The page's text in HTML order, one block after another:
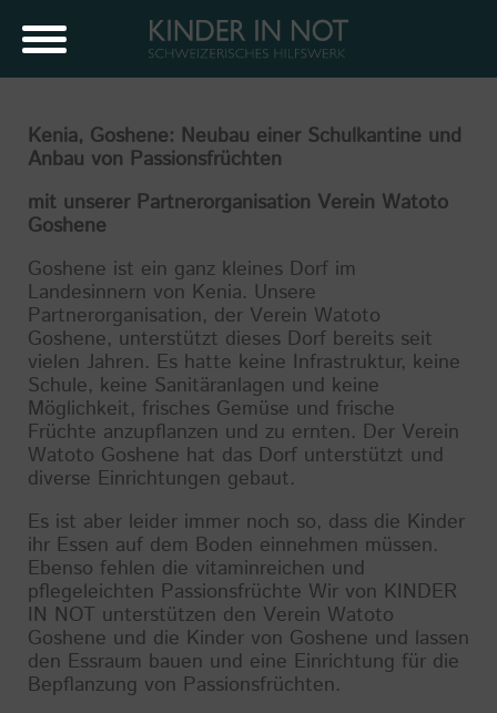
Kenia, Goshene: Neubau einer Schulkantine und
Anbau von Passionsfrüchten
mit unserer Partnerorganisation Verein Watoto
Goshene
Goshene ist ein ganz kleines Dorf im
Landesinnern von Kenia. Unsere
Partnerorganisation, der Verein Watoto
Goshene, unterstützt dieses Dorf bereits seit
vielen Jahren. Es hatte keine Infrastruktur, keine
Schule, keine Sanitäranlagen und keine
Möglichkeit, frisches Gemüse und frische
Früchte anzupflanzen und zu ernten. Der Verein
Watoto Goshene hat das Dorf unterstützt und
diverse Einrichtungen gebaut.
Es ist aber leider immer noch so, dass die Kinder
ihr Essen auf dem Boden einnehmen müssen.
Ebenso fehlen die vitaminreichen und
pflegeleichten Passionsfrüchte Wir von KINDER
IN NOT unterstützen den Verein Watoto
Goshene und die Kinder von Goshene und lassen
den Essraum bauen und eine Einrichtung für die
Bepflanzung von Passionsfrüchten.